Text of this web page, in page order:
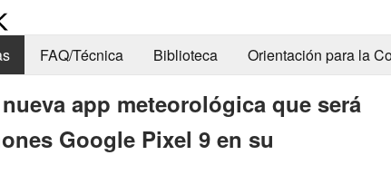
FAQ/Técnica Biblioteca Orientación para la
app meteorológica que será
Google Pixel 9 en su